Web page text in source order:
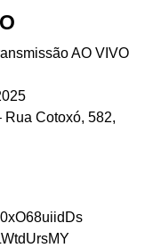
AO VIVO
Cotoxó, 582,